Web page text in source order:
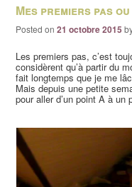
Mes premiers pas
Posted on21 octobre 2015
Les premiers pas, c’est
considèrent qu’à partir du
fait longtemps que je me
Mais depuis une petite
pour aller d’un point A à